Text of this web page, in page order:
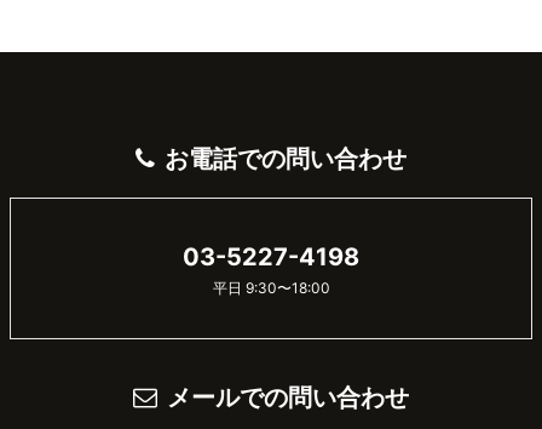
お電話での問い合わせ
03-5227-4198
平日 9:30〜18:00
メールでの問い合わせ